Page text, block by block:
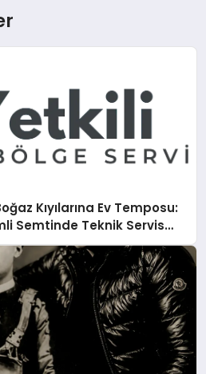
Kıyılarına Ev Temposu:
Semtinde Teknik Servis